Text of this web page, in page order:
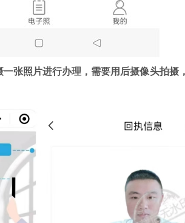
张照片进行办理，需要用后摄像头拍摄，